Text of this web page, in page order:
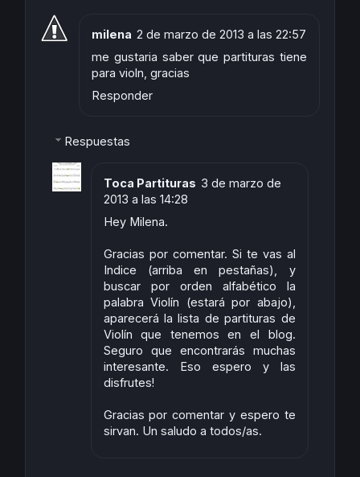
milena 2 de marzo de 2013 a las 22:57
me gustaria saber que partituras tiene
para violn, gracias
Responder
Respuestas
Toca Partituras 3 de marzo de
2013 a las 14:28
Hey Milena.
Gracias por comentar. Si te vas al
Indice (arriba en pestañas), y
buscar por orden alfabético la
palabra Violín (estará por abajo),
aparecerá la lista de partituras de
Violín que tenemos en el blog.
Seguro que encontrarás muchas
interesante. Eso espero y las
disfrutes!
Gracias por comentar y espero te
sirvan. Un saludo a todos/as.